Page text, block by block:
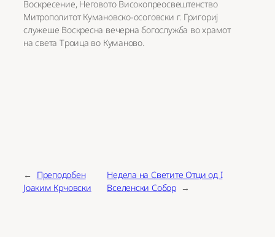
Воскресение, Неговото Високопреосвештенство
Митрополитот Кумановско-осоговски г. Григориј
служеше Воскресна вечерна богослужба во храмот
на света Троица во Куманово.
←
Преподобен
Јоаким Крчовски
Недела на Светите Отци од I
Вселенски Собор →